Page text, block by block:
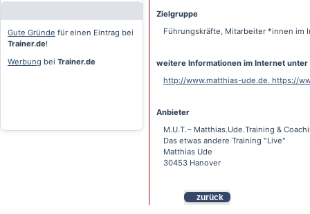
Gute Gründe für einen Eintrag bei
Trainer.de!
Werbung bei Trainer.de
Zielgruppe
Führungskräfte, Mitarbeiter *innen im
weitere Informationen im Internet unter
http://www.matthias-ude.de. https://
Anbieter
M.U.T.~ Matthias.Ude.Training &
Das etwas andere Training "Live"
Matthias Ude
30453 Hanover
zurück